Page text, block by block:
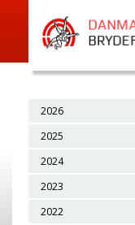
2026
2025
2024
2023
2022